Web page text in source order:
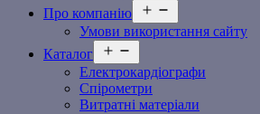
Про компанію
меню
Умови використання сайту
Каталог
меню
Електрокардіографи
Спірометри
Витратні матеріали